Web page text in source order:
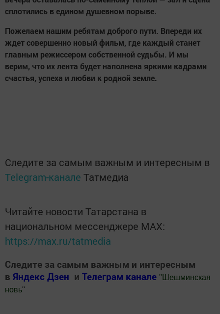
сплотились в едином душевном порыве.
Пожелаем нашим ребятам доброго пути. Впереди их
ждет совершенно новый фильм, где каждый станет
главным режиссером собственной судьбы. И мы
верим, что их лента будет наполнена яркими кадрами
счастья, успеха и любви к родной земле.
Следите за самым важным и интересным в
Telegram-канале Татмедиа
Читайте новости Татарстана в
национальном мессенджере MАХ:
https://max.ru/tatmedia
Следите за самым важным и интересным
в Яндекс Дзен и Телеграм канале " Шешминская
новь"